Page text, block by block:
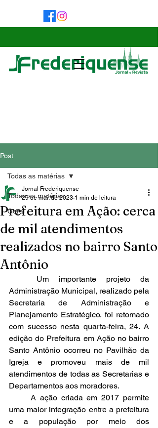
Post
Todas as matérias
Geral
Todas as matérias
Prefeitura em Ação: cerca
de mil atendimentos
realizados no bairro Santo
Antônio
Jornal Frederiquense
29 de mai. de 2023 1 min de leitura
Administração Municipal, realizado pela
Secretaria de Administração e
Planejamento Estratégico, foi retomado
com sucesso nesta quarta-feira, 24. A
edição do Prefeitura em Ação no bairro
Santo Antônio ocorreu no Pavilhão da
Igreja e promoveu mais de mil
atendimentos de todas as Secretarias e
Departamentos aos moradores.
uma maior integração entre a prefeitura
e a população por meio dos